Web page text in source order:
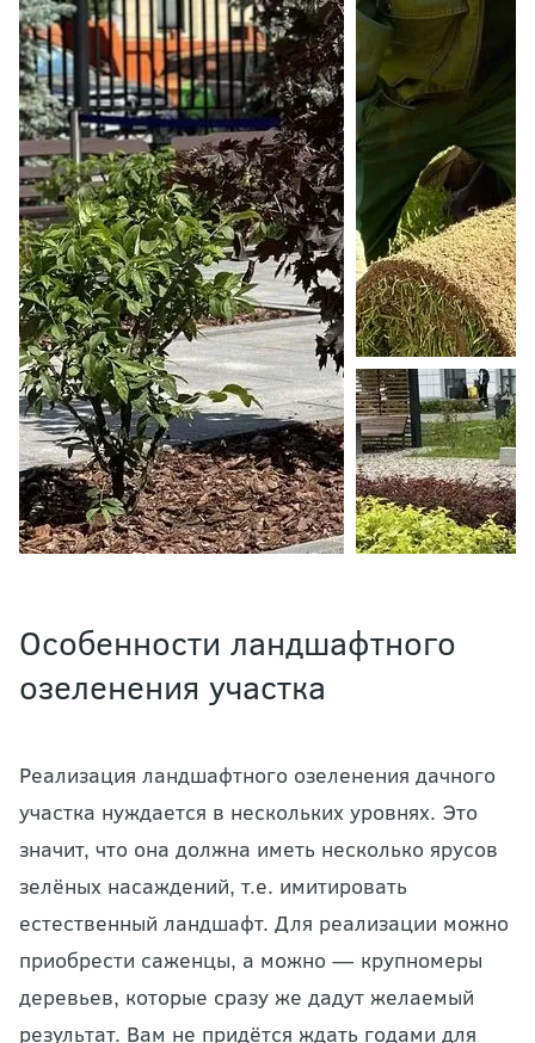
Особенности ландшафтного
озеленения участка
Реализация ландшафтного озеленения дачного
участка нуждается в нескольких уровнях. Это
значит, что она должна иметь несколько ярусов
зелёных насаждений, т.е. имитировать
естественный ландшафт. Для реализации можно
приобрести саженцы, а можно — крупномеры
деревьев, которые сразу же дадут желаемый
результат. Вам не придётся ждать годами для